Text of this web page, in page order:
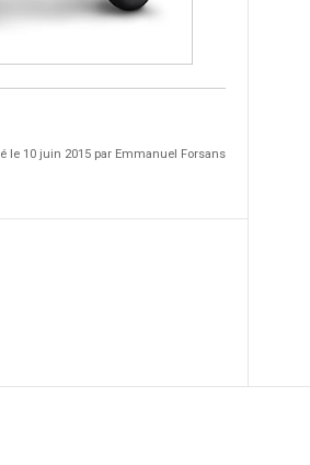
le 10 juin 2015 par Emmanuel Forsans